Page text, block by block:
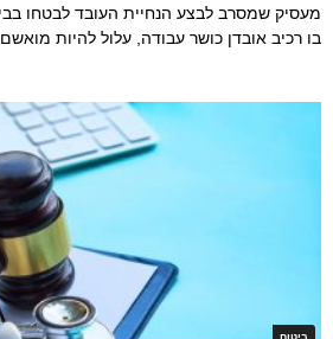
מעסיק שמסרב לבצע הנחיית העובד לבטחו
בו רכיב אובדן כושר עבודה, עלול להיות
ביטוח